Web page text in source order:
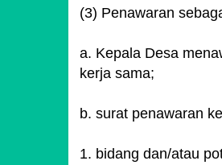
(3) Penawaran
a. Kepala Desa
kerja sama;
b. surat penawaran
1. bidang dan/atau